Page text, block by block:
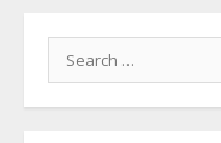
Search
for: